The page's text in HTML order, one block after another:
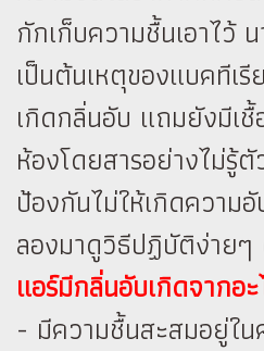
กักเก็บความชื้นเอาไว้
เป็นต้นเหตุของแบคทีเ
เกิดกลิ่นอับ แถมยังมีเ
ห้องโดยสารอย่างไม่รู้
ป้องกันไม่ให้เกิดความ
ลองมาดูวิธีปฏิบัติง่ายๆ
แอร์มีกลิ่นอับเกิดจากอะ
- มีความชื้นสะสมอยู่ใ